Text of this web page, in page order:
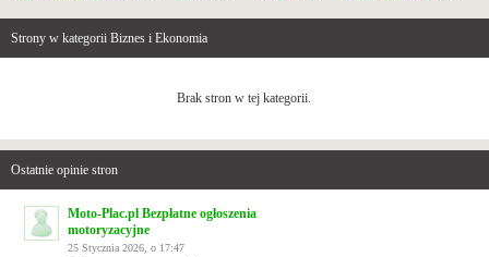
Strony w kategorii Biznes i Ekonomia
Brak stron w tej kategorii.
Ostatnie opinie stron
Moto-Plac.pl Bezpłatne ogłoszenia
motoryzacyjne
25 Stycznia 2026, o 17:47